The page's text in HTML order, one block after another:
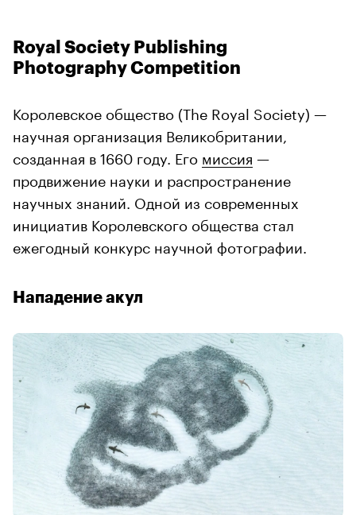
Royal Society Publishing
Photography Competition
Королевское общество (The Royal Society) —
научная организация Великобритании,
созданная в 1660 году. Его миссия —
продвижение науки и распространение
научных знаний. Одной из современных
инициатив Королевского общества стал
ежегодный конкурс научной фотографии.
Нападение акул